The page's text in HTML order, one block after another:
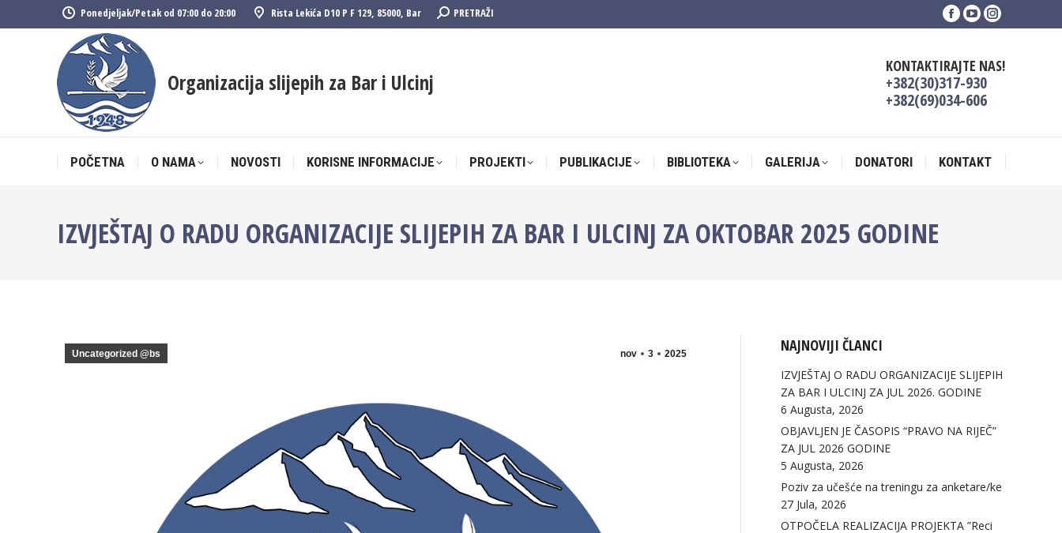
Ponedjeljak/Petak od 07:00 do 20:00 Rista Lekića D10 P F 129, 85000, Bar Search:PRETRAŽI
Facebook
in
new
window
YouTube
in
new
window
Instagram
in
Organizacija slijepih za Bar i Ulcinj
KONTAKTIRAJTE NAS!
+382(30)317-930
+382(69)034-606
POČETNA O NAMA NOVOSTI KORISNE INFORMACIJE PROJEKTI PUBLIKACIJE BIBLIOTEKA GALERIJA DONATORI KONTAKT
IZVJEŠTAJ O RADU ORGANIZACIJE SLIJEPIH ZA BAR I ULCINJ ZA OKTOBAR 2025 GODINE
nov 3 2025
Uncategorized @bs NAJNOVIJI ČLANCI
IZVJEŠTAJ O RADU ORGANIZACIJE SLIJEPIH
ZA BAR I ULCINJ ZA JUL 2026. GODINE
6 Augusta, 2026
OBJAVLJEN JE ČASOPIS “PRAVO NA RIJEČ”
ZA JUL 2026 GODINE
5 Augusta, 2026
Poziv za učešće na treningu za anketare/ke
27 Jula, 2026
OTPOČELA REALIZACIJA PROJEKTA ”Reci
POČETNA O NAMA NOVOSTI KORISNE INFORMACIJE PROJEKTI PUBLIKACIJE BIBLIOTEKA GALERIJA DONATORI KONTAKT